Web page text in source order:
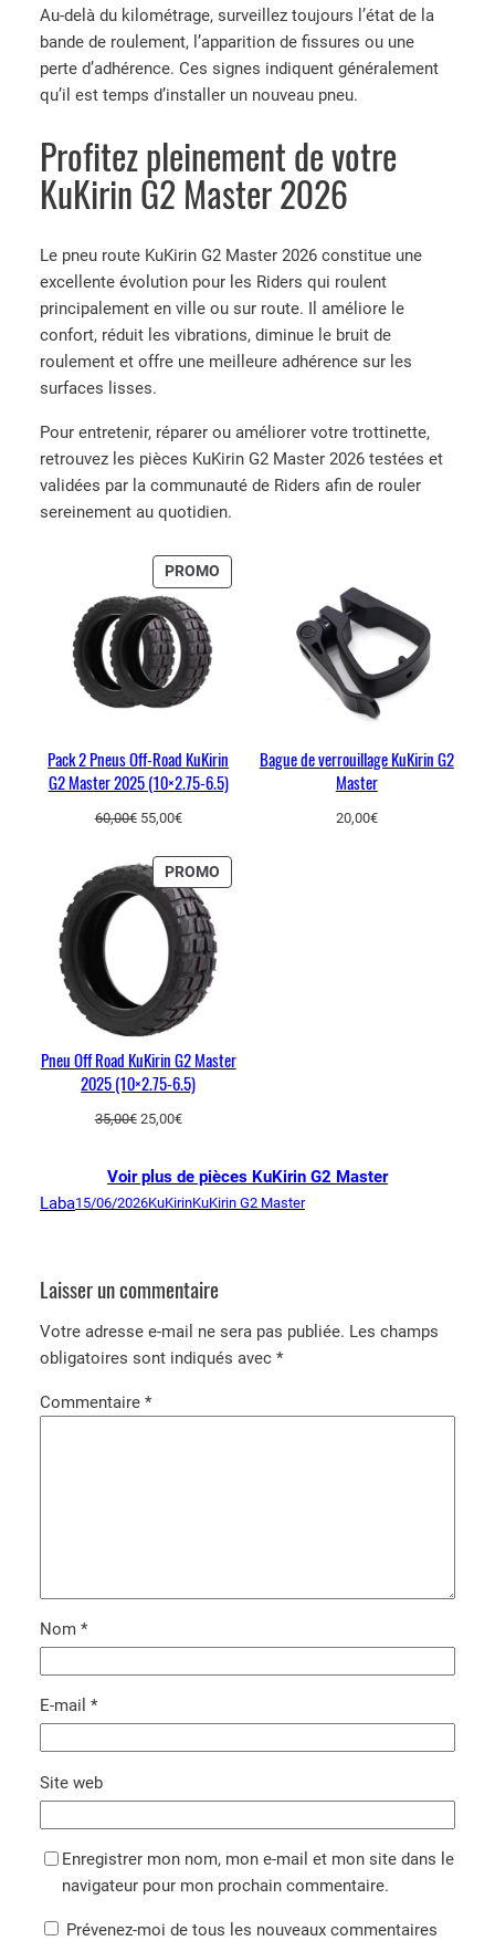
Au-delà du kilométrage, surveillez toujours l’état de la
bande de roulement, l’apparition de fissures ou une
perte d’adhérence. Ces signes indiquent généralement
qu’il est temps d’installer un nouveau pneu.
Profitez pleinement de votre
KuKirin G2 Master 2026
Le pneu route KuKirin G2 Master 2026 constitue une
excellente évolution pour les Riders qui roulent
principalement en ville ou sur route. Il améliore le
confort, réduit les vibrations, diminue le bruit de
roulement et offre une meilleure adhérence sur les
surfaces lisses.
Pour entretenir, réparer ou améliorer votre trottinette,
retrouvez les pièces KuKirin G2 Master 2026 testées et
validées par la communauté de Riders afin de rouler
sereinement au quotidien.
PROMO
EN
PROMOTION
Pack 2 Pneus Off-Road KuKirin
G2 Master 2025 (10×2.75-6.5)
60,00€ Le
initial
était :
60,00€.
55,00€Le
actuel
est :
55,00€.
Bague de verrouillage KuKirin G2
Master
20,00€
PROMO
EN
Pneu Off Road KuKirin G2 Master
2025 (10×2.75-6.5)
35,00€ Le
était :
35,00€.
25,00€Le
est :
25,00€.
Voir plus de pièces KuKirin G2 Master
Laba15/06/2026KuKirinKuKirin G2 Master
Laisser un commentaire
Votre adresse e-mail ne sera pas publiée. Les champs
obligatoires sont indiqués avec *
Commentaire *
Nom *
E-mail *
Site web
Enregistrer mon nom, mon e-mail et mon site dans le
navigateur pour mon prochain commentaire.
Prévenez-moi de tous les nouveaux commentaires